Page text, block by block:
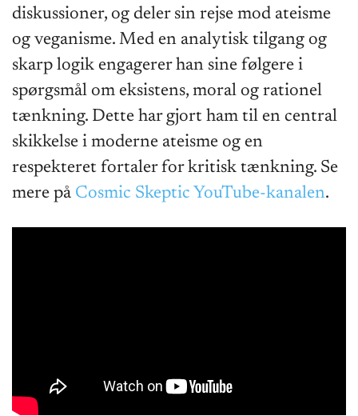
diskussioner, og deler sin rejse mod ateisme
og veganisme. Med en analytisk tilgang og
skarp logik engagerer han sine følgere i
spørgsmål om eksistens, moral og rationel
tænkning. Dette har gjort ham til en central
skikkelse i moderne ateisme og en
respekteret fortaler for kritisk tænkning. Se
mere på Cosmic Skeptic YouTube-kanalen.